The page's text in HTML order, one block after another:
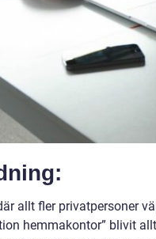
allt fler privatpersoner
hemmakontor” blivit